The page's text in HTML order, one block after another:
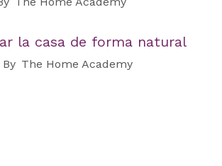
la casa de forma natural
By The Home Academy